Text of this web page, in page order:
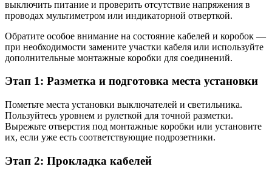
выключить питание и проверить отсутствие напряжения в
проводах мультиметром или индикаторной отверткой.
Обратите особое внимание на состояние кабелей и коробок —
при необходимости замените участки кабеля или используйте
дополнительные монтажные коробки для соединений.
Этап 1: Разметка и подготовка места установки
Пометьте места установки выключателей и светильника.
Пользуйтесь уровнем и рулеткой для точной разметки.
Вырежьте отверстия под монтажные коробки или установите
их, если уже есть соответствующие подрозетники.
Этап 2: Прокладка кабелей